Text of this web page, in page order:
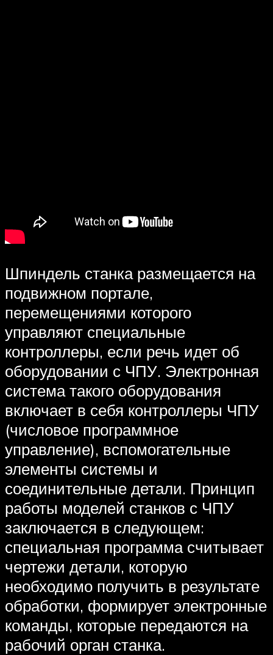
Шпиндель станка размещается на
подвижном портале,
перемещениями которого
управляют специальные
контроллеры, если речь идет об
оборудовании с ЧПУ. Электронная
система такого оборудования
включает в себя контроллеры ЧПУ
(числовое программное
управление), вспомогательные
элементы системы и
соединительные детали. Принцип
работы моделей станков с ЧПУ
заключается в следующем:
специальная программа считывает
чертежи детали, которую
необходимо получить в результате
обработки, формирует электронные
команды, которые передаются на
рабочий орган станка.